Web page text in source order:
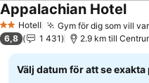
2 Stjärnor
Hotell Gym för dig som vill
Appalachian Hotel
6,8 1 431 2.9 km till
Välj datum för att se